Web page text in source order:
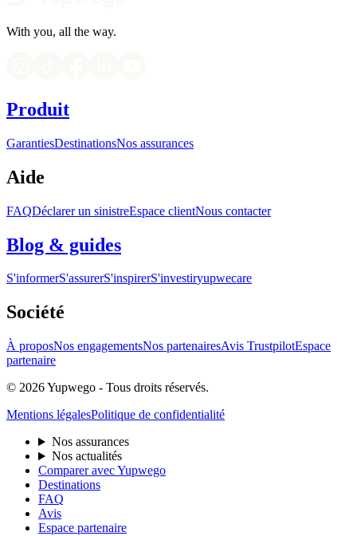
With you, all the way.
Produit
GarantiesDestinationsNos assurances
Aide
FAQDéclarer un sinistreEspace clientNous contacter
Blog & guides
S'informerS'assurerS'inspirerS'investiryupwecare
Société
À proposNos engagementsNos partenairesAvis TrustpilotEspace
partenaire
© 2026 Yupwego - Tous droits réservés.
Mentions légalesPolitique de confidentialité
Nos assurances
Nos actualités
Comparer avec Yupwego
Destinations
FAQ
Avis
Espace partenaire